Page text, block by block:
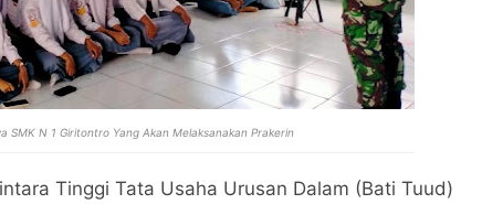
SMK N 1 Giritontro Yang Akan Melaksanakan Prakerin
Tinggi Tata Usaha Urusan Dalam (Bati Tuud)